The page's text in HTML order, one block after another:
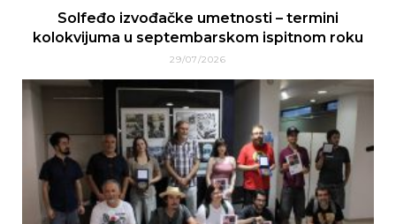
Solfeđo izvođačke umetnosti – termini
kolokvijuma u septembarskom ispitnom roku
29/07/2026